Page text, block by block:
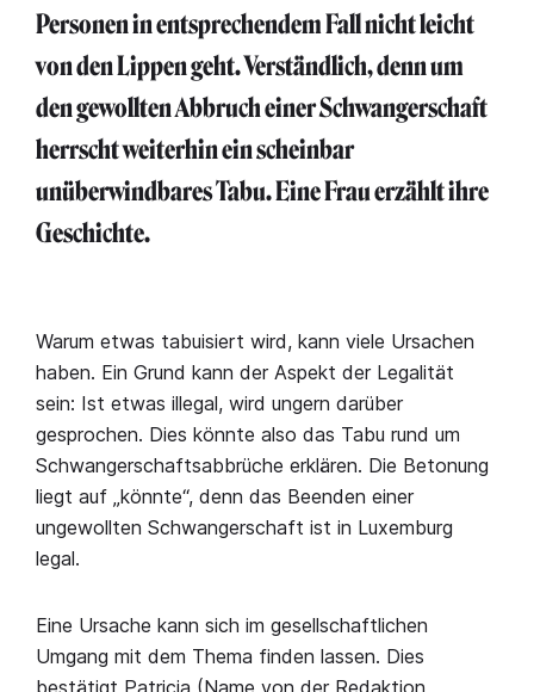
Personen in entsprechendem Fall nicht leicht
von den Lippen geht. Verständlich, denn um
den gewollten Abbruch einer Schwangerschaft
herrscht weiterhin ein scheinbar
unüberwindbares Tabu. Eine Frau erzählt ihre
Geschichte.
Warum etwas tabuisiert wird, kann viele Ursachen
haben. Ein Grund kann der Aspekt der Legalität
sein: Ist etwas illegal, wird ungern darüber
gesprochen. Dies könnte also das Tabu rund um
Schwangerschaftsabbrüche erklären. Die Betonung
liegt auf „könnte“, denn das Beenden einer
ungewollten Schwangerschaft ist in Luxemburg
legal.
Eine Ursache kann sich im gesellschaftlichen
Umgang mit dem Thema finden lassen. Dies
bestätigt Patricia (Name von der Redaktion